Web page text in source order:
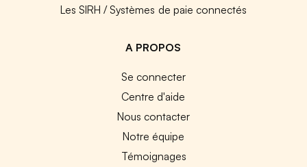
Les SIRH / Systèmes de paie connectés
A PROPOS
Se connecter
Centre d'aide
Nous contacter
Notre équipe
Témoignages